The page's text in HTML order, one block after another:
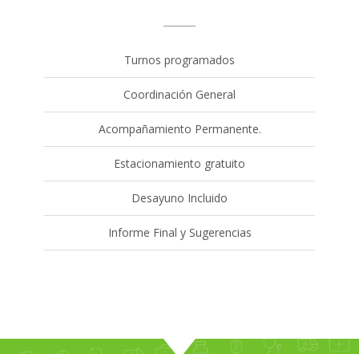
Turnos programados
Coordinación General
Acompañamiento Permanente.
Estacionamiento gratuito
Desayuno Incluido
Informe Final y Sugerencias